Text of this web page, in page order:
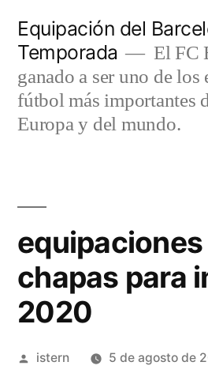
contenido
Equipación del
Temporada
El FC
ganado a ser uno de los
fútbol más importantes
Europa y del mundo.
chapas para
2020
Publicado
istern 5 de agosto de